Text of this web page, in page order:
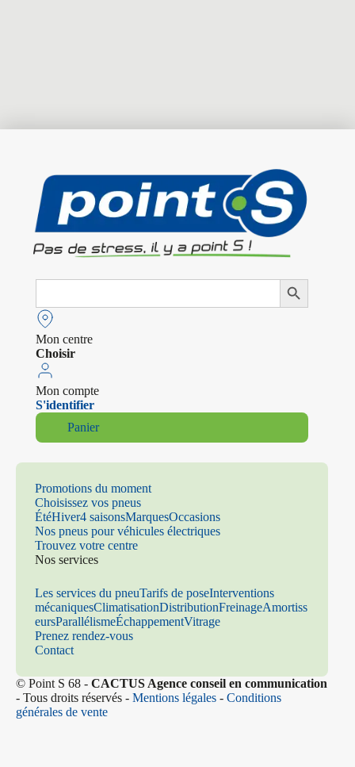
Search
Search Button
Mon centre
Choisir
Mon compte
S'identifier
Panier
Promotions du moment
Choisissez vos pneus
ÉtéHiver4 saisonsMarquesOccasions
Nos pneus pour véhicules électriques
Trouvez votre centre
Nos services
Les services du pneuTarifs de poseInterventions
mécaniquesClimatisationDistributionFreinageAmortiss
eursParallélismeÉchappementVitrage
Prenez rendez-vous
Contact
© Point S 68 - CACTUS Agence conseil en communication
- Tous droits réservés - Mentions légales - Conditions
générales de vente